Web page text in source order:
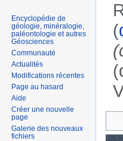
(
Encyclopédie de
géologie, minéralogie,
paléontologie et autres
Géosciences
Communauté
Actualités
Modifications récentes
Page au hasard
Aide
Créer une nouvelle
page
Galerie des nouveaux
fichiers